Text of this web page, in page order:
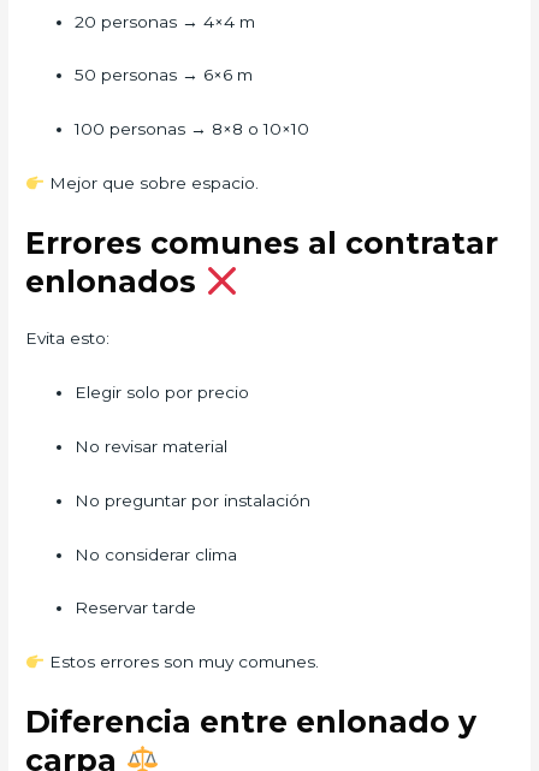
20 personas → 4×4 m
50 personas → 6×6 m
100 personas → 8×8 o 10×10
Mejor que sobre espacio.
Errores comunes al contratar
enlonados
Evita esto:
Elegir solo por precio
No revisar material
No preguntar por instalación
No considerar clima
Reservar tarde
Estos errores son muy comunes.
Diferencia entre enlonado y
carpa